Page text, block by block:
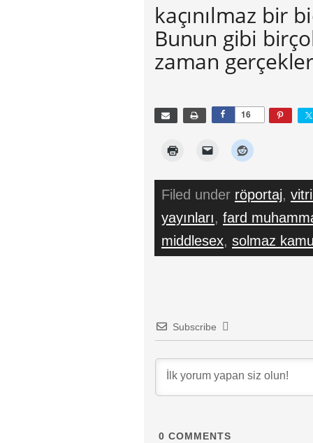
kaçınılmaz bir
Bunun gibi
zaman
16
Filed under röportaj,
yayınları, fard
middlesex, solmaz
Subscribe
0 COMMENTS